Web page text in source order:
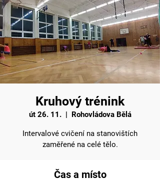
Kruhový trénink
út 26. 11.
  |
Rohovládova Bělá
Intervalové cvičení na stanovištích
zaměřené na celé tělo.
Čas a místo